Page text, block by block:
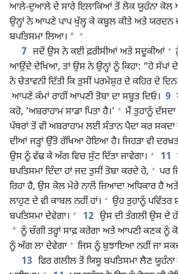
ਆਲੇ-ਦੁਆਲੇ ਦੇ ਸਾਰੇ ਇਲਾਕਿਆਂ ਤੋਂ ਲੋਕ ਯੂਹੰਨਾ ਕੋਲ
ਉਨ੍ਹਾਂ ਨੇ ਆਪਣੇ ਪਾਪ ਖੁੱਲ੍ਹ ਕੇ ਕਬੂਲ ਕੀਤੇ ਅਤੇ
ਬਪਤਿਸਮਾ ਲਿਆ। * +
7 ਜਦੋਂ ਉਸ ਨੇ ਕਈ ਫ਼ਰੀਸੀਆਂ ਅਤੇ ਸਦੂਕੀਆਂ +
ਆਉਂਦੇ ਦੇਖਿਆ, ਤਾਂ ਉਸ ਨੇ ਉਨ੍ਹਾਂ ਨੂੰ ਕਿਹਾ: “ਹੇ ਸੱਪਾਂ
ਨੇ ਚੇਤਾਵਨੀ ਦਿੱਤੀ ਕਿ ਤੁਸੀਂ ਪਰਮੇਸ਼ੁਰ ਦੇ ਕਹਿਰ ਦੇ
ਆਪਣੇ ਕੰਮਾਂ ਰਾਹੀਂ ਆਪਣੀ ਤੋਬਾ ਦਾ ਸਬੂਤ ਦਿਓ। 9
ਕਹੋ, ‘ਅਬਰਾਹਾਮ ਸਾਡਾ ਪਿਤਾ ਹੈ।’ + ਮੈਂ ਤੁਹਾਨੂੰ ਦੱਸਦਾ
ਪੱਥਰਾਂ ਤੋਂ ਵੀ ਅਬਰਾਹਾਮ ਲਈ ਸੰਤਾਨ ਪੈਦਾ ਕਰ ਸਕਦਾ
ਦੀਆਂ ਜੜ੍ਹਾਂ ਉੱਤੇ ਰੱਖਿਆ ਹੋਇਆ ਹੈ। ਜਿਹੜਾ ਵੀ
ਉਸ ਨੂੰ ਵੱਢ ਕੇ ਅੱਗ ਵਿਚ ਸੁੱਟ ਦਿੱਤਾ ਜਾਵੇਗਾ। + 11
ਬਪਤਿਸਮਾ ਦਿੰਦਾ ਹਾਂ ਜਦ ਤੁਸੀਂ ਤੋਬਾ ਕਰਦੇ ਹੋ, + ਪਰ
ਰਿਹਾ ਹੈ, ਉਸ ਕੋਲ ਮੇਰੇ ਨਾਲੋਂ ਜ਼ਿਆਦਾ ਅਧਿਕਾਰ ਹੈ
ਲਾਹੁਣ ਦੇ ਵੀ ਕਾਬਲ ਨਹੀਂ ਹਾਂ। + ਉਹ ਤੁਹਾਨੂੰ ਪਵਿੱਤਰ
ਬਪਤਿਸਮਾ ਦੇਵੇਗਾ। + 12 ਉਸ ਦੀ ਤੰਗਲੀ ਉਸ ਦੇ
* ਨੂੰ ਚੰਗੀ ਤਰ੍ਹਾਂ ਸਾਫ਼ ਕਰੇਗਾ ਅਤੇ ਆਪਣੀ ਕਣਕ ਨੂੰ
ਨੂੰ ਅੱਗ ਲਾ ਦੇਵੇਗਾ + ਜਿਸ ਨੂੰ ਬੁਝਾਇਆ ਨਹੀਂ ਜਾ
13 ਫਿਰ ਗਲੀਲ ਤੋਂ ਯਿਸੂ ਬਪਤਿਸਮਾ ਲੈਣ